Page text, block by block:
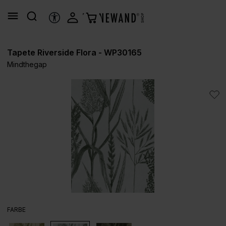
springen
HILFSTOOLS
Bildergalerie überspringen
Tapete Riverside Flora - WP30165
Mindthegap
FARBE